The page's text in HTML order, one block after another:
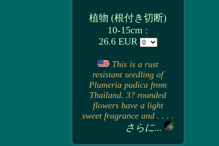
植物 (根付き切断)
10-15cm :
26.6 EUR
This is a rust
resistant seedling of
Plumeria pudica from
Thailand. 3? rounded
flowers have a light
sweet fragrance and . . . .
さらに...